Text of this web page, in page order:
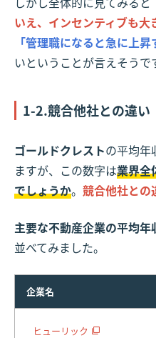
いえ、インセンティブも大
「管理職になると急に上昇
いということが言えそうで
1-2.競合他社との違い
ゴールドクレストの平均年
ますが、この数字は業界全
でしょうか。 競合他社との
主要な不動産企業の平均年
並べてみました。
企業名
ヒューリック